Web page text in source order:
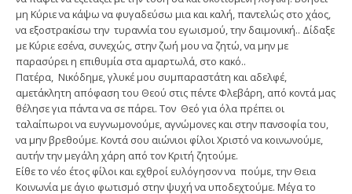
μη Κύριε να κάψω να φυγαδεύσω μια και καλή, παντελώς στο χάος,
να εξοστρακίσω την τυραννία του εγωισμού, την δαιμονική.. Δίδαξε
με Κύριε εσένα, συνεχώς, στην ζωή μου να ζητώ, να μην με
παρασύρει η επιθυμία στα αμαρτωλά, στο κακό..
Πατέρα, Νικόδημε, γλυκέ μου συμπαραστάτη και αδελφέ,
αμετάκλητη απόφαση του Θεού στις πέντε Φλεβάρη, από κοντά μας
θέλησε για πάντα να σε πάρει. Τον Θεό για όλα πρέπει οι
ταλαίπωροι να ευγνωμονούμε, αγνώμονες και στην πανσοφία του,
να μην βρεθούμε. Κοντά σου αιώνιοι φίλοι Χριστό να κοινωνούμε,
αυτήν την μεγάλη χάρη από τον Κριτή ζητούμε.
Είθε το νέο έτος φίλοι και εχθροί ευλόγησον να πούμε, την Θεια
Κοινωνία με άγιο φωτισμό στην ψυχή να υποδεχτούμε. Μέγα το